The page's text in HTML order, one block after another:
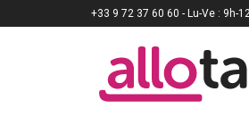
+33 9 72 37 60 60 - Lu-Ve :